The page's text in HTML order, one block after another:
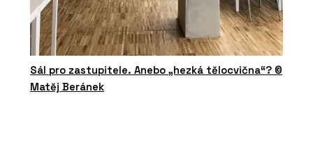
Sál pro zastupitele. Anebo „hezká tělocvična“? ©
Matěj Beránek